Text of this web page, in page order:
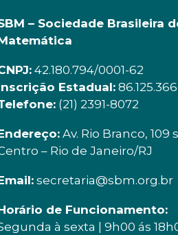
– Sociedade Brasileira
42.180.794/0001-62
Estadual: 86.125.366
(21) 2391-8072
Av. Rio Branco, 109
– Rio de Janeiro/RJ
secretaria@sbm.org.br
de Funcionamento:
à sexta | 9h00 ás